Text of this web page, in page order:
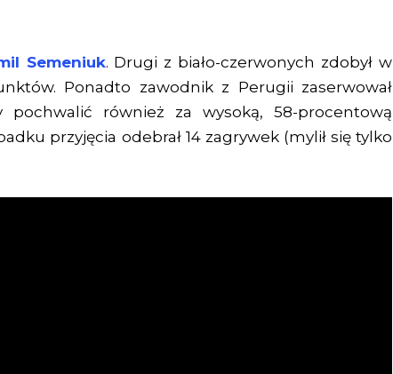
Semeniuk. Drugi z biało-czerwonych zdobył w
Ponadto zawodnik z Perugii zaserwował
pochwalić również za wysoką, 58-procentową
przyjęcia odebrał 14 zagrywek (mylił się tylko